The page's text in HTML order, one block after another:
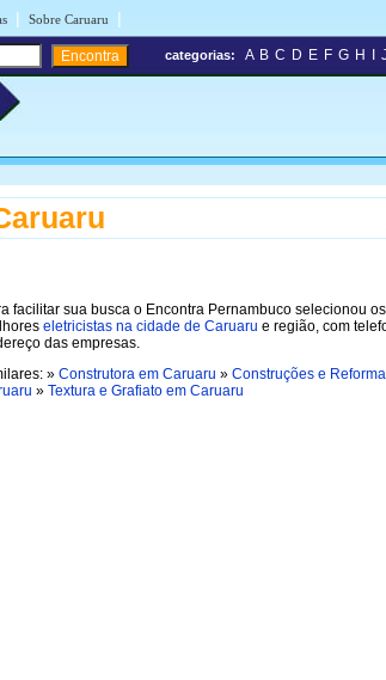
| Sobre Caruaru |
categorias: A B C D E F G H
facilitar sua busca o Encontra Pernambuco selecionou os
eletricistas na cidade de Caruaru e região, com
das empresas.
» Construtora em Caruaru » Construções e
» Textura e Grafiato em Caruaru